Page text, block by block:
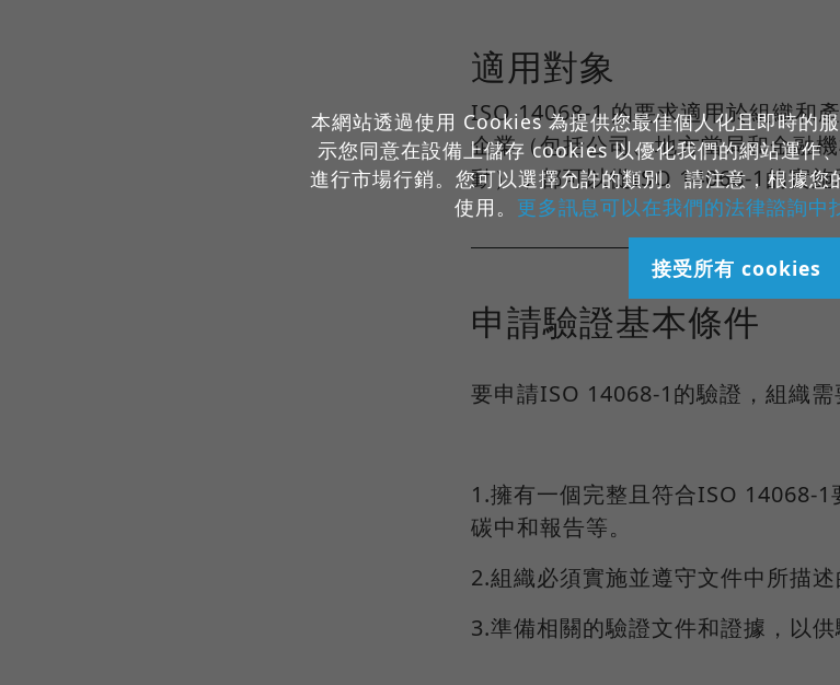
適用對象
ISO 14068-1 的要求適用於組織和
企業（包括公司、地方當局和金融
動），都可以從ISO 14068-1的實
申請驗證基本條件
要申請ISO 14068-1的驗證，組織需
1.擁有一個完整且符合ISO 14068-
碳中和報告等。
2.組織必須實施並遵守文件中所描述
3.準備相關的驗證文件和證據，以供
本網站透過使用 Cookies 為提供您最佳個人化且即時的
示您同意在設備上儲存 cookies 以優化我們的網站運作
進行市場行銷。您可以選擇允許的類別。請注意，根據
使用。 更多訊息可以在我們的法律諮詢中
接受所有 cookies